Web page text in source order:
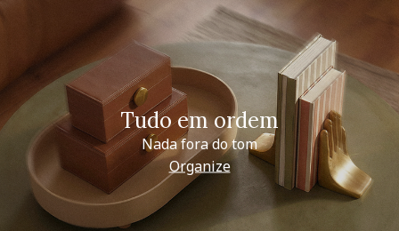
Tudo em ordem
Nada fora do tom
Organize